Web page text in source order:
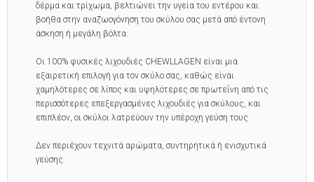
δέρμα και τρίχωμα, βελτιώνει την υγεία του εντέρου και
βοήθα στην αναζωογόνηση του σκύλου σας μετά από έντονη
άσκηση ή μεγάλη βόλτα.
Οι 100% φυσικές λιχουδιές CHEWLLAGEN είναι μια
εξαιρετική επιλογή για τον σκύλο σας, καθώς είναι
χαμηλότερες σε λίπος και υψηλότερες σε πρωτεΐνη από τις
περισσότερες επεξεργασμένες λιχουδιές για σκύλους, και
επιπλέον, οι σκύλοι λατρεύουν την υπέροχη γεύση τους.
Δεν περιέχουν τεχνιτά αρώματα, συντηρητικά ή ενισχυτικά
γεύσης.